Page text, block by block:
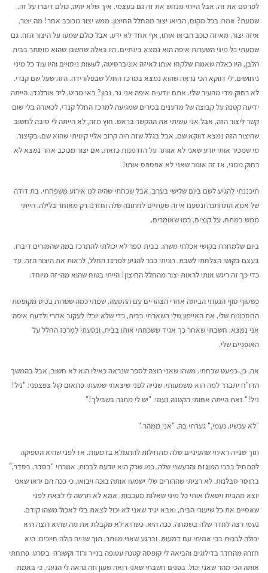
לפרסם את זה, אבל הייתי מנחש את זה גם בעצמי. איך שלא יהיה, כולם דיברו על זה.
שמעת? אמרו בכל מקום, הביאו יצור מהחלל החיצון. ממש יצור מכוכב אחר! מה יצור,
איזה יצור, מאיזה כוכב הביאו אותו, אף אחד לא ידע. אבל כולם שמעו על היצור הזה. גם
שמעתי כל מיני השערות איפה הוא נמצא בינתיים. היו כאלה שחשבו שהוא מוסתר בבית
הלבן, היו כאלה שאמרו שלקחו אותו לאיזה אוניברסיטה, לעשות ניסויים והיו עוד כל מיני
ניחושים. לי דווקא הכי נראָה שהוא נמצא במרכז החלל שבפלורידה. הזה שעל שם קנדי.
לא רחוק מדי מהעיר שלי. אתם יודעים איפה אני גר, נכון? באי מריט, ליד אורלנדו. הייתה
ידיעה קטנה על קבוצה של מדענים בכירים שמגיעה למרכז החלל קנדי, לכאורה בלי שום
קשר ליצור הזה, אבל אני עשיתי את ההקשר בראש. חוץ מזה, לא הייתה לי סיבה לחשוב
שהיצור הזה נמצא דווקא שם, אבל בגלל שזה היה קרוב אליי קיוויתישהוא שם. בקיצור,
מי שמכיר אותי יודע שאני לא אוותר על הזדמנות כזאת. אם יצור מכוכב אחר נמצא לא
רחוק ממני, אז זה אומר שאני לא אפספס אותו!
תיכננתי להגיע לשם ביום שלישי בערב, אבל שכחתי שהיה לנו אירוע משפחתי. בת דודה
של אמא התחתנה ונסענו איזה שעתיים לחתונה שלה וחזרנו רק מאוחר בלילה. הייתי
ממש במתח. על קוצים, כמו שאומרים.
ביום שלמחרת בקושי אכלתי משהו. בבית ספר לא יכולתי להתרכז במה שהמורים דיברו.
בעצם בקושי הצלחתי לשבת. רציתי כבר להגיע למרכז החלל, לראות את היצור הזה. עד
כדי כך זה ריגש אותי לראות יצור מהחלל החיצון! הייתי בטוח שהוא מה-זה מיוחד.
כשסוף סוף הגעתי הביתה אחרי הצהריים עם ההסעה, שמתי כמה שטרות בכיס מקופסת
החסכונות שלי, את האייפון שלי השארתי בבית, כדי שלא יוכלו לעקוב אחרי ולדעת איפה
אני נמצא, חשבתי שאחר כך אגיד ששכחתי אותו בבית, ונסעתי למרכז החלל על
האופניים שלי.
אה, כן, כמעט שכחתי. משהו שאני רוצה לספר שנראה כאילו הוא לא חשוב, אבל בהמשך
הדו"ח יתברר למה הוא משמעותי. שנייה לפני שיצאתי שמעתי פתאום קול צפצפני: "ניל!
ניל!" זאת הייתה אחותי הקטנה נעמי. "יש לי מתנה בשבילך!"
"לא עכשיו, נעמי," גערתי בה, "אני ממהר."
תוך שנייה ראיתי שהעיניים שלה מתחילות להתמלא בדמעות. אז לפני שהיא הספיקה
להתחיל בבכי המוגזם והרעשני שלה, כמו שרק היא יודעת לבכות, אמרתי "בסדר, בסדר,"
בחוסר סבלנות. לא רציתי שההורים שלי ישמעו אותה בוכה ויבואו, כי ככה הם יראו שאני
יוצא מהבית וישאלו אותי כל מיני שאלות מעכבות. אמא לא תרשה לי לצאת לפני
שאסיים את כל שיעורי הבית, ואבא יגיד שאני לא יכול לצאת בלי לאכול משהו קודם.
נעמי רצה לחדר שלה בשמחה. ככה היא. כשהיא לא מקבלת את מה שהיא רוצה היא
יכולה לבכות בכי אמיתי עם דמעות, וברגע שאני מוותר, תוך שנייה כולה חיוכים. היא
חזרה מהחדר בדילוגים והביאה לי קופסה קטנה עטופה בנייר ורוד וקשורה בסרט. פתחתי
אותה הכי מהר שאני יכול. בפנים חשבתי שאני רואה שעון וזה נראה לי הגיוני, כי באמת